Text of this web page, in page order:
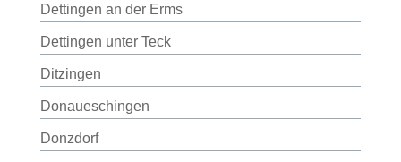
Dettingen an der Erms
Dettingen unter Teck
Ditzingen
Donaueschingen
Donzdorf